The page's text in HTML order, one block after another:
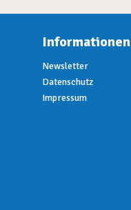
Informationen
Newsletter
Datenschutz
Impressum